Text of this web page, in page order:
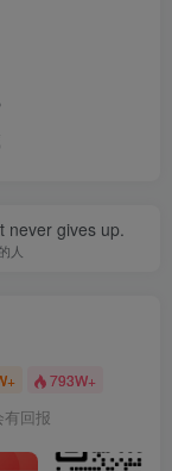
never gives up.
人
793W+
回报